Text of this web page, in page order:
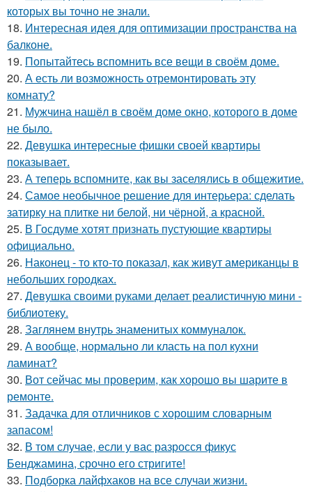
которых вы точно не знали.
18. Интересная идея для оптимизации пространства на
балконе.
19. Попытайтесь вспомнить все вещи в своём доме.
20. А есть ли возможность отремонтировать эту
комнату?
21. Мужчина нашёл в своём доме окно, которого в доме
не было.
22. Девушка интересные фишки своей квартиры
показывает.
23. А теперь вспомните, как вы заселялись в общежитие.
24. Самое необычное решение для интерьера: сделать
затирку на плитке ни белой, ни чёрной, а красной.
25. В Госдуме хотят признать пустующие квартиры
официально.
26. Наконец - то кто-то показал, как живут американцы в
небольших городках.
27. Девушка своими руками делает реалистичную мини -
библиотеку.
28. Заглянем внутрь знаменитых коммуналок.
29. А вообще, нормально ли класть на пол кухни
ламинат?
30. Вот сейчас мы проверим, как хорошо вы шарите в
ремонте.
31. Задачка для отличников с хорошим словарным
запасом!
32. В том случае, если у вас разросся фикус
Бенджамина, срочно его стригите!
33. Подборка лайфхаков на все случаи жизни.